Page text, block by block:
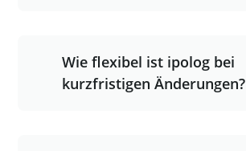
Wie flexibel ist ipolog bei
kurzfristigen Änderungen?